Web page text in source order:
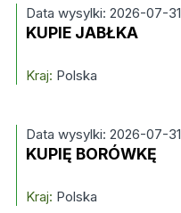
Data wysylki: 2026-07-31
KUPIE JABŁKA
Kraj: Polska
Data wysylki: 2026-07-31
KUPIĘ BORÓWKĘ
Kraj: Polska